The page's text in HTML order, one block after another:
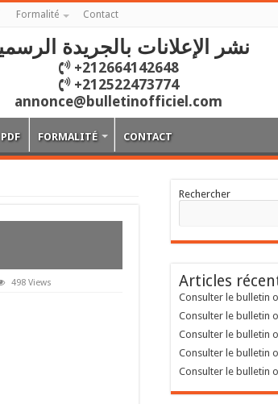
Formalité Contact
نشر الإعلانات بالجريدة
+212664142648
+212522473774
annonce@bulletinofficiel.com
FORMALITÉ CONTACT
498 Views
Rechercher
Articles
Consulter le bulletin
Consulter le bulletin
Consulter le bulletin
Consulter le bulletin
Consulter le bulletin